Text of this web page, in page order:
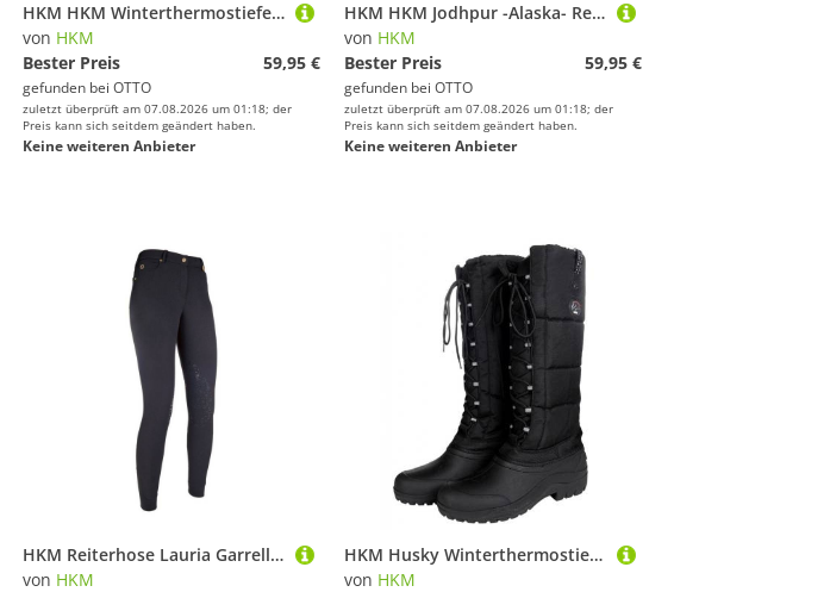
HKM HKM Winterthermostiefel -Robusta- Reitstiefel
von HKM
Bester Preis
59,95 €
gefunden bei OTTO
zuletzt überprüft am 07.08.2026 um 01:18; der
Preis kann sich seitdem geändert haben.
Keine weiteren Anbieter
HKM HKM Jodhpur -Alaska- Reitstiefel
von HKM
Bester Preis
59,95 €
gefunden bei OTTO
zuletzt überprüft am 07.08.2026 um 01:18; der
Preis kann sich seitdem geändert haben.
Keine weiteren Anbieter
HKM Reiterhose Lauria Garrelli by HKM Reithose -LG Basic- Silikon-Kniebesatz
von HKM
HKM Husky Winterthermostiefel
von HKM